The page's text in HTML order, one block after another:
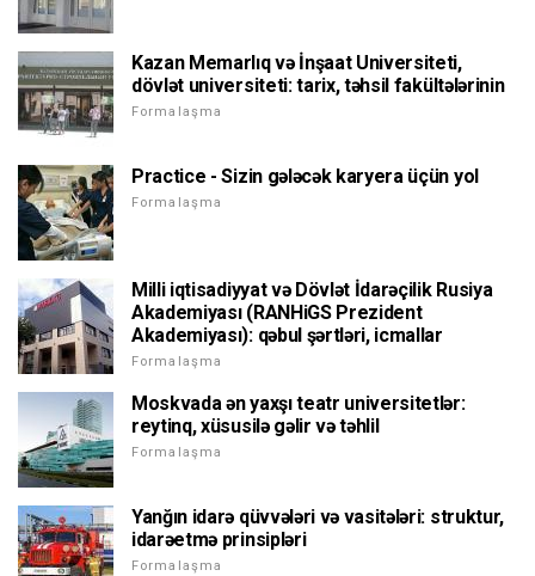
Kazan Memarlıq və İnşaat Universiteti,
dövlət universiteti: tarix, təhsil fakültələrinin
Formalaşma
Practice - Sizin gələcək karyera üçün yol
Formalaşma
Milli iqtisadiyyat və Dövlət İdarəçilik Rusiya
Akademiyası (RANHiGS Prezident
Akademiyası): qəbul şərtləri, icmallar
Formalaşma
Moskvada ən yaxşı teatr universitetlər:
reytinq, xüsusilə gəlir və təhlil
Formalaşma
Yanğın idarə qüvvələri və vasitələri: struktur,
idarəetmə prinsipləri
Formalaşma